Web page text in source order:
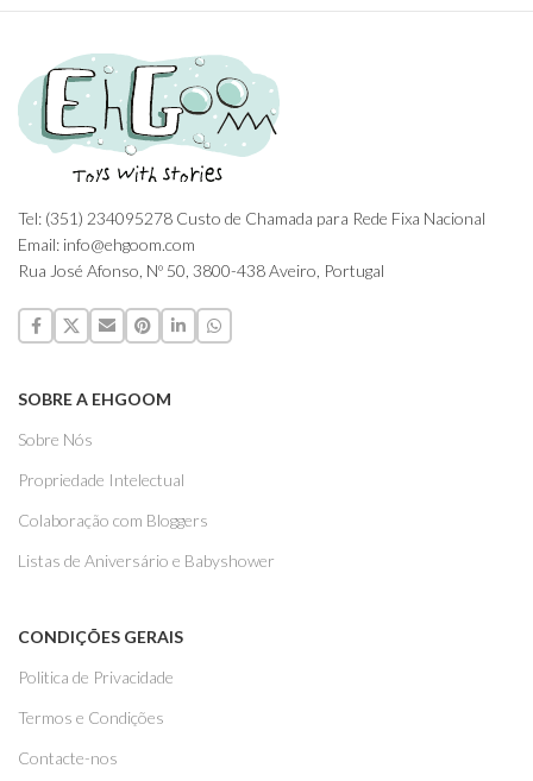
Tel: (351) 234095278 Custo de Chamada para Rede Fixa Nacional
Email: info@ehgoom.com
Rua José Afonso, Nº 50, 3800-438 Aveiro, Portugal
SOBRE A EHGOOM
Sobre Nós
Propriedade Intelectual
Colaboração com Bloggers
Listas de Aniversário e Babyshower
CONDIÇÕES GERAIS
Politica de Privacidade
Termos e Condições
Contacte-nos